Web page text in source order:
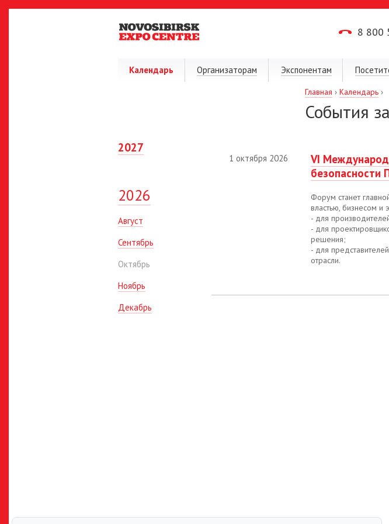
8 800
Календарь Организаторам Экспонентам
Главная › Календарь ›
События
2027
2026
Август
Сентябрь
Октябрь
Ноябрь
Декабрь
1 октября 2026
VI
Форум станет
властью, бизнесом и
- для
- для
решения;
- для
отрасли.